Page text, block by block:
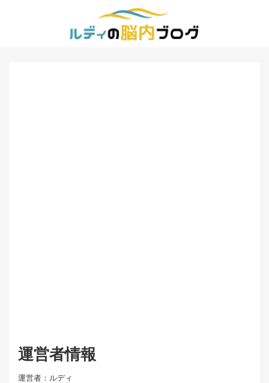
運営者情報
運営者：ルディ